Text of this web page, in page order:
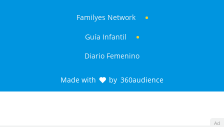
Ad
Familyes Network
Guía Infantil
Diario Femenino
Made with by 360audience